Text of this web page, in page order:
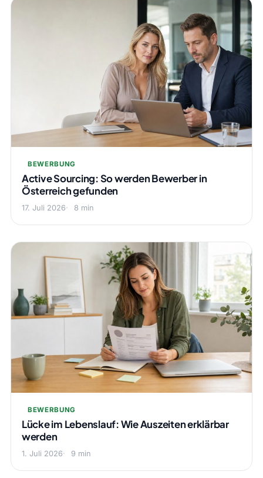
BEWERBUNG
Active Sourcing: So werden Bewerber in
Österreich gefunden
17. Juli 2026 8 min
BEWERBUNG
Lücke im Lebenslauf: Wie Auszeiten erklärbar
werden
1. Juli 2026 9 min